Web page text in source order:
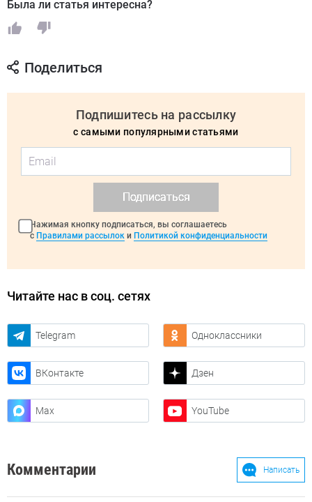
Была ли статья интересна?
Поделиться
Подпишитесь на рассылку
с самыми популярными статьями
Подписаться
Нажимая кнопку подписаться, вы соглашаетесь
с Правилами рассылок и Политикой конфиденциальности
Читайте нас в соц. сетях
Telegram Одноклассники
ВКонтакте Дзен
Max YouTube
Комментарии Написать